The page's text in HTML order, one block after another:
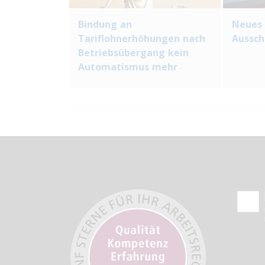
Bindung an
Tariflohnerhöhungen nach
Betriebsübergang kein
Automatismus mehr